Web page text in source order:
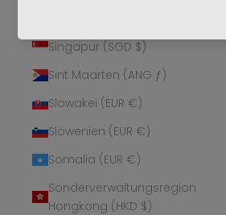
Singapur (SGD $)
Sint Maarten (ANG ƒ)
Slowakei (EUR €)
Slowenien (EUR €)
Somalia (EUR €)
Sonderverwaltungsregion
Hongkong (HKD $)